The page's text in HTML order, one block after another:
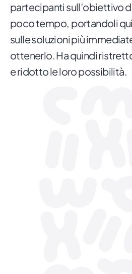
partecipanti sull’obiettivo
poco tempo, portandoli
sulle soluzioni più
ottenerlo. Ha quindi
e ridotto le loro possibilità.